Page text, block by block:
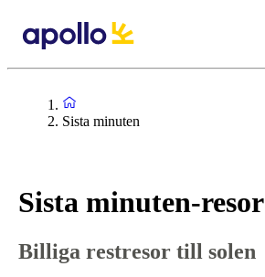
Sista minuten
Sista minuten-resor
Billiga restresor till solen